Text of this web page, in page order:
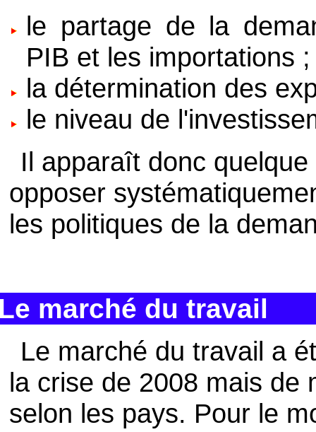
le partage de la
PIB et les importations ;
la détermination des
le niveau de
Il apparaît donc
opposer
les politiques de la
marché du travail
Le marché du travail a
la crise de 2008 mais de
selon les pays. Pour le